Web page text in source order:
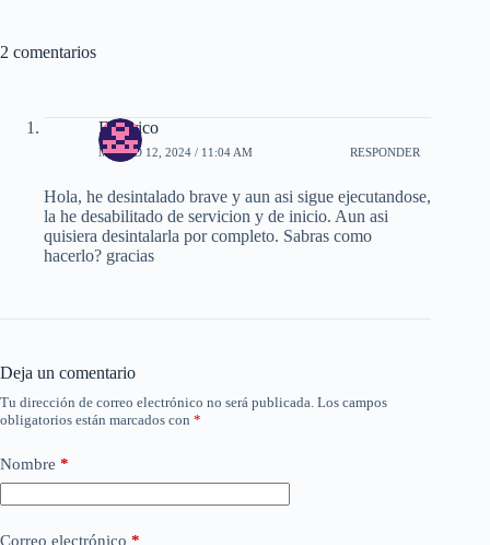
2 comentarios
Federico
MARZO 12, 2024 / 11:04 AM RESPONDER
Hola, he desintalado brave y aun asi sigue ejecutandose,
la he desabilitado de servicion y de inicio. Aun asi
quisiera desintalarla por completo. Sabras como
hacerlo? gracias
Deja un comentario
Tu dirección de correo electrónico no será publicada. Los campos
obligatorios están marcados con *
Nombre *
Correo electrónico *